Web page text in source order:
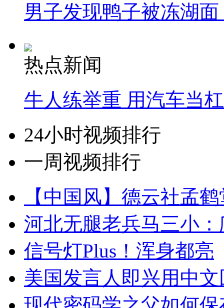
男子发现鸭子被冻湖
热点新闻
牛人练举重 用汽车当
24小时视频排行
一周视频排行
【中国风】德云社孟
河北无腿老兵马三小
信号灯Plus！浑身都亮
美国发言人即兴用中